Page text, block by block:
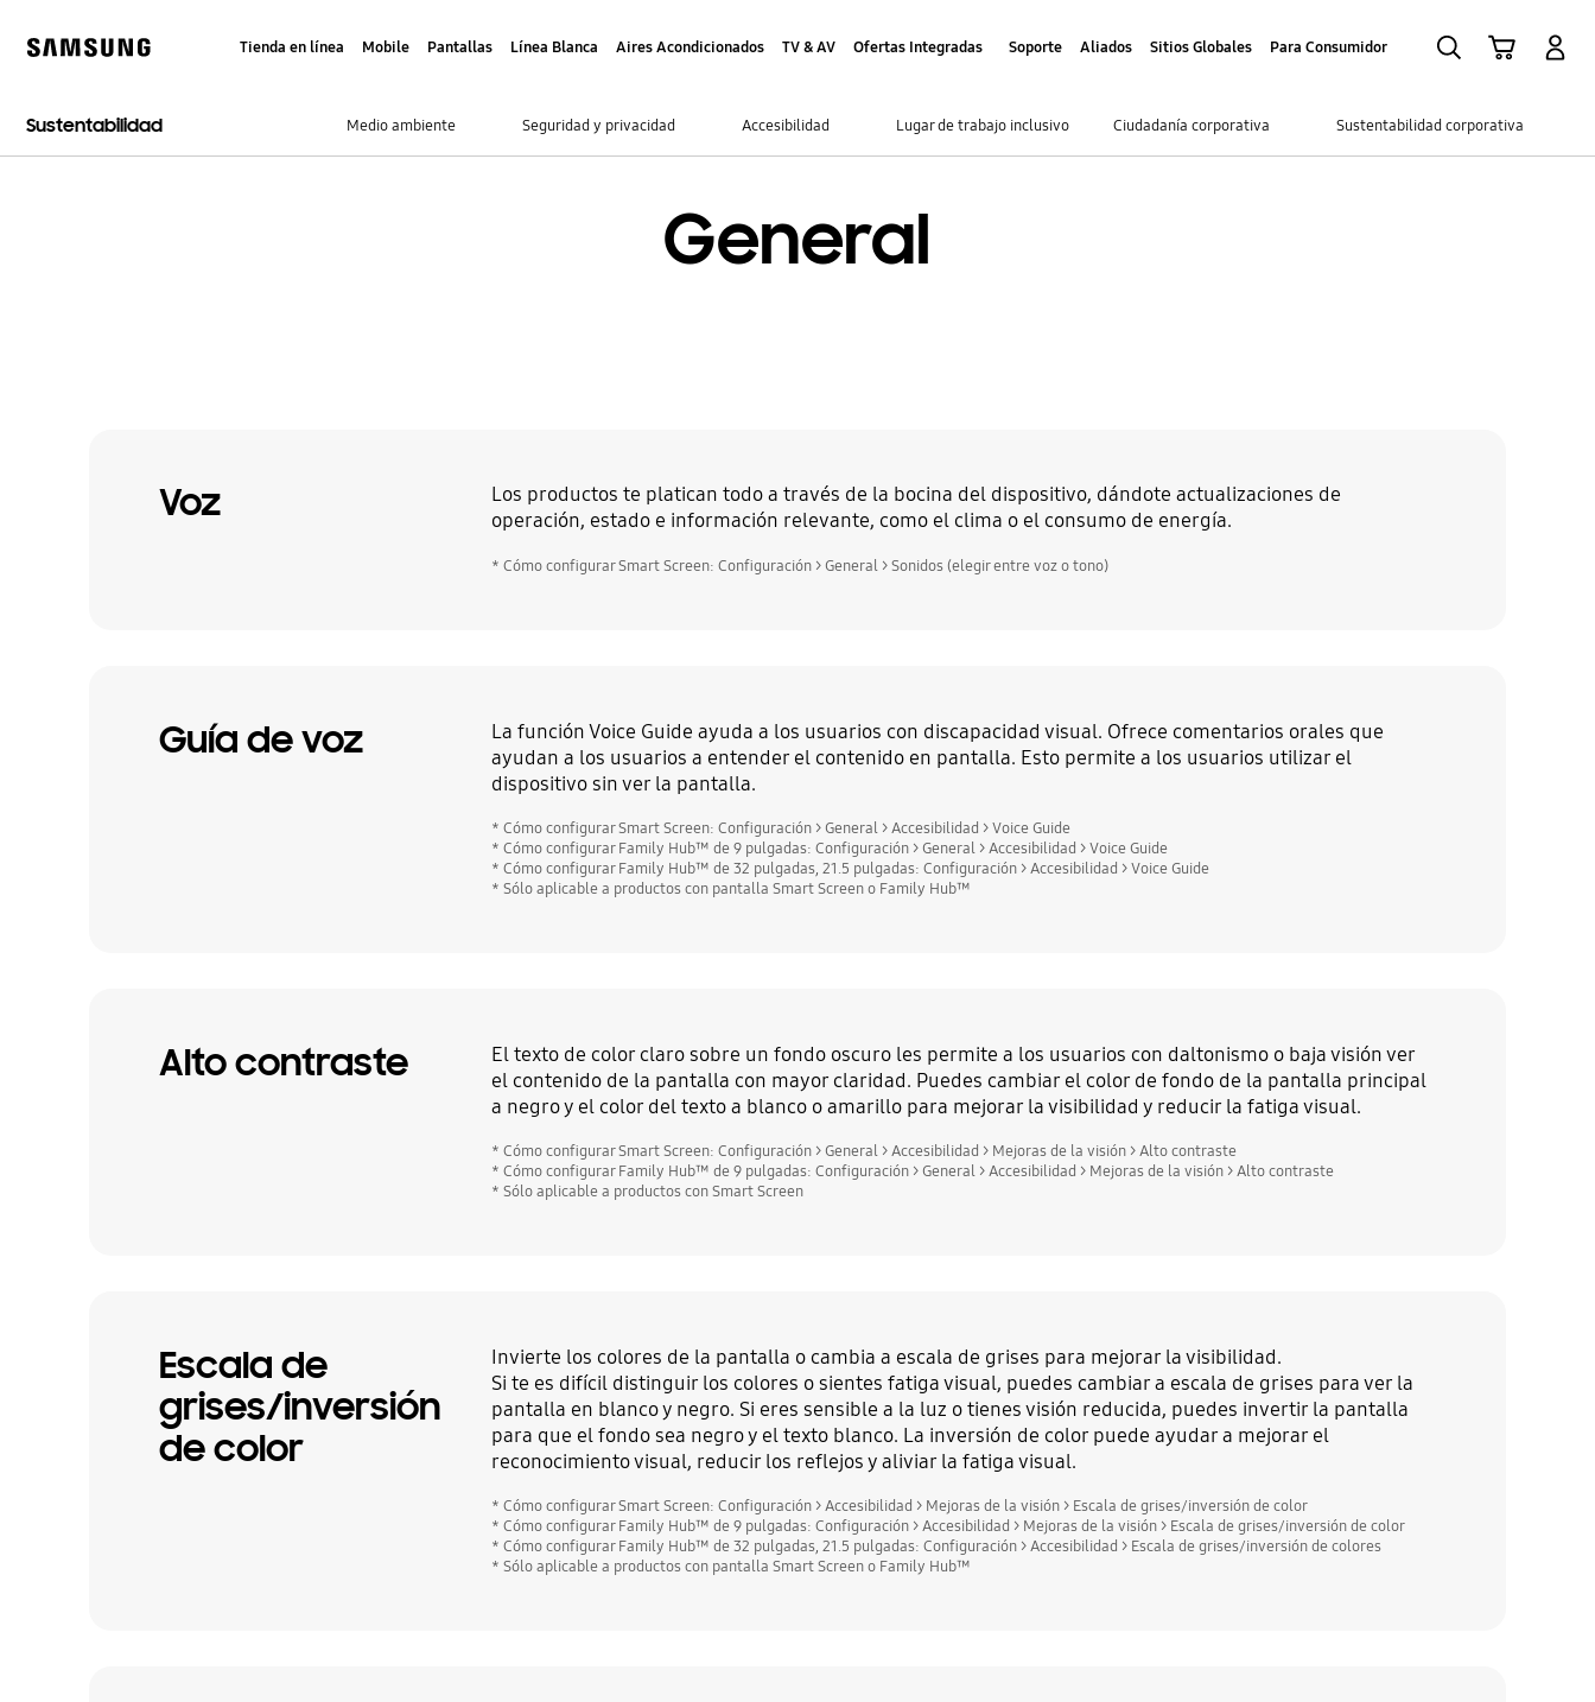
content
Tienda en línea Mobile Pantallas Línea Blanca Aires Acondicionados TV & AV Ofertas Integradas Soporte Aliados Sitios Globales Para Consumidor
Sustentabilidad Medio ambiente Seguridad y privacidad Accesibilidad Lugar de trabajo inclusivo Ciudadanía corporativa Sustentabilidad corporativa
General
Voz
Los productos te platican todo a través de la bocina del dispositivo, dándote actualizaciones de
operación, estado e información relevante, como el clima o el consumo de energía.
* Cómo configurar Smart Screen: Configuración > General > Sonidos (elegir entre voz o tono)
Guía de voz
La función Voice Guide ayuda a los usuarios con discapacidad visual. Ofrece comentarios orales que
ayudan a los usuarios a entender el contenido en pantalla. Esto permite a los usuarios utilizar el
dispositivo sin ver la pantalla.
* Cómo configurar Smart Screen: Configuración > General > Accesibilidad > Voice Guide
* Cómo configurar Family Hub™ de 9 pulgadas: Configuración > General > Accesibilidad > Voice Guide
* Cómo configurar Family Hub™ de 32 pulgadas, 21.5 pulgadas: Configuración > Accesibilidad > Voice Guide
* Sólo aplicable a productos con pantalla Smart Screen o Family Hub™
Alto contraste
El texto de color claro sobre un fondo oscuro les permite a los usuarios con daltonismo o baja visión ver
el contenido de la pantalla con mayor claridad. Puedes cambiar el color de fondo de la pantalla principal
a negro y el color del texto a blanco o amarillo para mejorar la visibilidad y reducir la fatiga visual.
* Cómo configurar Smart Screen: Configuración > General > Accesibilidad > Mejoras de la visión > Alto contraste
* Cómo configurar Family Hub™ de 9 pulgadas: Configuración > General > Accesibilidad > Mejoras de la visión > Alto contraste
* Sólo aplicable a productos con Smart Screen
Escala de
grises/inversión
de color
Invierte los colores de la pantalla o cambia a escala de grises para mejorar la visibilidad.
Si te es difícil distinguir los colores o sientes fatiga visual, puedes cambiar a escala de grises para ver la
pantalla en blanco y negro. Si eres sensible a la luz o tienes visión reducida, puedes invertir la pantalla
para que el fondo sea negro y el texto blanco. La inversión de color puede ayudar a mejorar el
reconocimiento visual, reducir los reflejos y aliviar la fatiga visual.
* Cómo configurar Smart Screen: Configuración > Accesibilidad > Mejoras de la visión > Escala de grises/inversión de color
* Cómo configurar Family Hub™ de 9 pulgadas: Configuración > Accesibilidad > Mejoras de la visión > Escala de grises/inversión de color
* Cómo configurar Family Hub™ de 32 pulgadas, 21.5 pulgadas: Configuración > Accesibilidad > Escala de grises/inversión de colores
* Sólo aplicable a productos con pantalla Smart Screen o Family Hub™